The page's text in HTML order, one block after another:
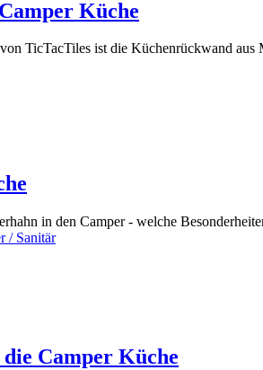
Küche
TicTacTiles ist die Küchenrückwand
in den Camper - welche
/ Sanitär
Camper Küche